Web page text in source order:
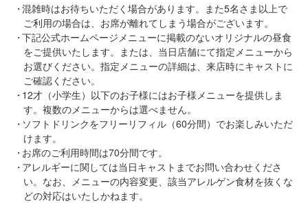
混雑時はお待ちいただく場合があります。また5名さま以上で
ご利用の場合は、お席が離れてしまう場合がございます。
下記公式ホームページメニューに掲載のないオリジナルの昼食
をご提供いたします。または、当日店舗にて指定メニューから
お選びください。指定メニューの詳細は、来店時にキャストに
ご確認ください。
12才（小学生）以下のお子様にはお子様メニューを提供しま
す。複数のメニューからは選べません。
ソフトドリンクをフリーリフィル（60分間）でお楽しみいただ
けます。
お席のご利用時間は70分間です。
アレルギーに関しては当日キャストまでお問い合わせくださ
い。なお、メニューの内容変更、該当アレルゲン食材を抜くな
どの対応はいたしかねます。